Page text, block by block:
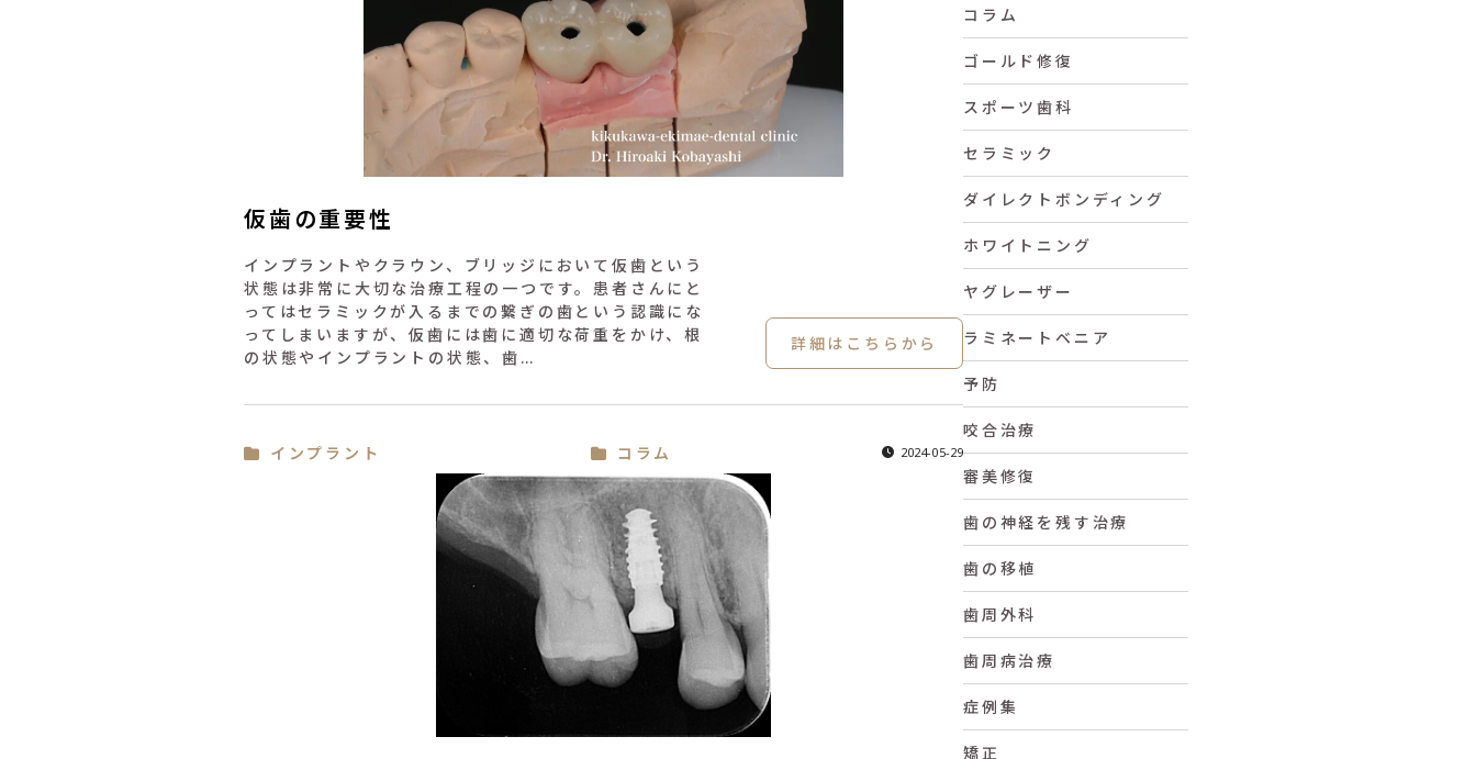
仮歯の重要性
インプラントやクラウン、ブリッジにおいて仮歯という
状態は非常に大切な治療工程の一つです。患者さんにと
ってはセラミックが入るまでの繋ぎの歯という認識にな
ってしまいますが、仮歯には歯に適切な荷重をかけ、根
の状態やインプラントの状態、歯…
詳細はこちらから
インプラント コラム 2024-05-29
コラム
ゴールド修復
スポーツ歯科
セラミック
ダイレクトボンディング
ホワイトニング
ヤグレーザー
ラミネートベニア
予防
咬合治療
審美修復
歯の神経を残す治療
歯の移植
歯周外科
歯周病治療
症例集
矯正